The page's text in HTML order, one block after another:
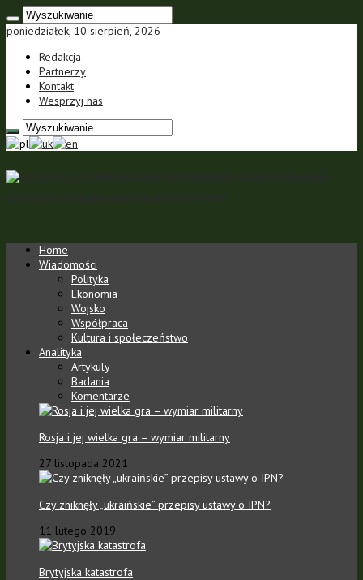
poniedziałek, 10 sierpień, 2026
Redakcja
Partnerzy
Kontakt
Wesprzyj nas
Home
Wiadomości
Polityka
Ekonomia
Wojsko
Współpraca
Kultura i społeczeństwo
Analityka
Artykuly
Badania
Komentarze
Rosja i jej wielka gra – wymiar militarny
27 listopada 2021
Czy zniknęły „ukraińskie” przepisy ustawy o IPN?
11 lutego 2019
Brytyjska katastrofa